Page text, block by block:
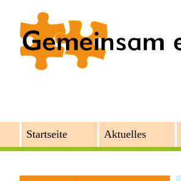
Startseite Aktuelles